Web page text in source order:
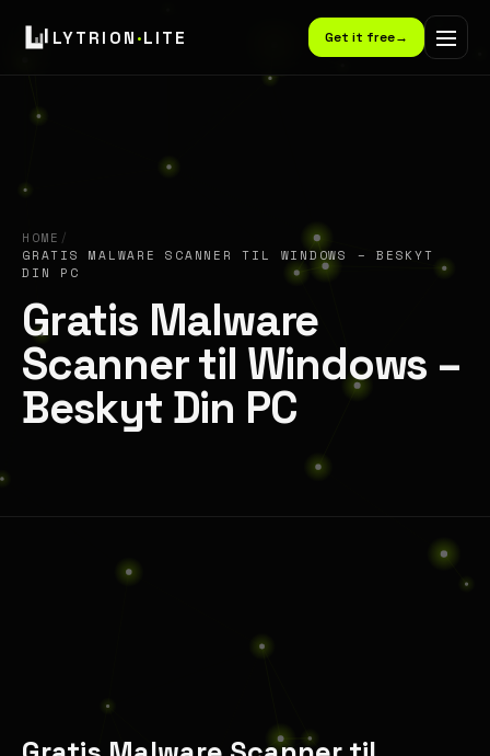
LYTRION ·LITE Get it free→
HOME /
GRATIS MALWARE SCANNER TIL WINDOWS – BESKYT
DIN PC
Gratis Malware
Scanner til Windows –
Beskyt Din PC